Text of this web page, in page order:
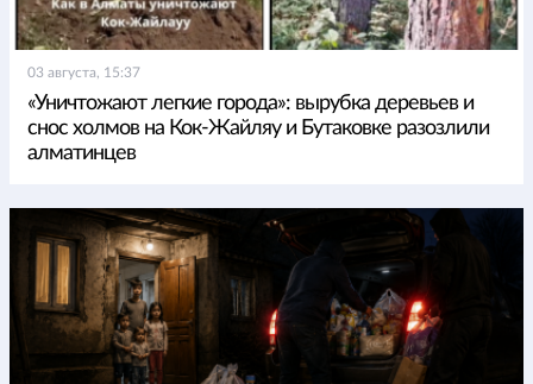
03 августа, 15:37
«Уничтожают легкие города»: вырубка деревьев и
снос холмов на Кок-Жайляу и Бутаковке разозлили
алматинцев